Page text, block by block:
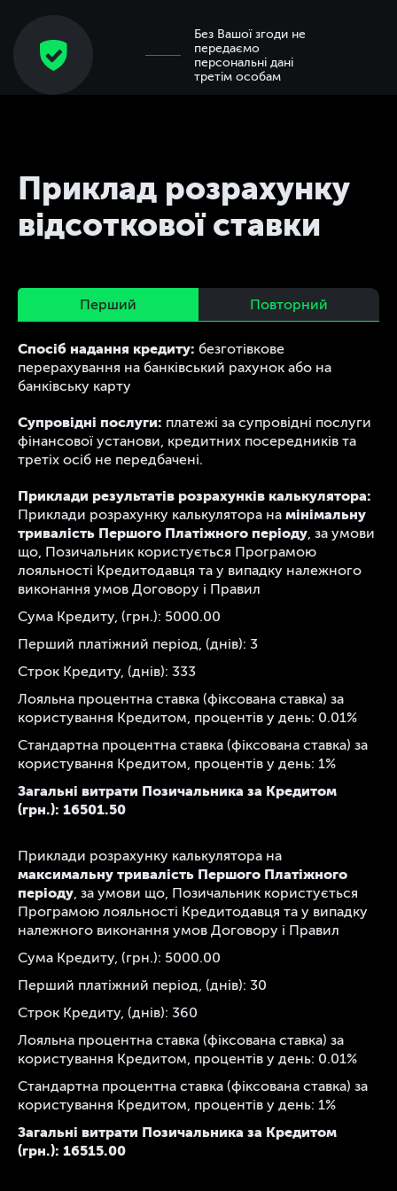
Без Вашої згоди не
передаємо
персональні дані
третім особам
Приклад розрахунку
відсоткової ставки
Перший Повторний
Спосіб надання кредиту: безготівкове
перерахування на банківський рахунок або на
банківську карту
Супровідні послуги: платежі за супровідні послуги
фінансової установи, кредитних посередників та
третіх осіб не передбачені.
Приклади результатів розрахунків калькулятора:
Приклади розрахунку калькулятора на мінімальну
тривалість Першого Платіжного періоду , за умови
що, Позичальник користується Програмою
лояльності Кредитодавця та у випадку належного
виконання умов Договору і Правил
Сума Кредиту, (грн.): 5000.00
Перший платіжний період, (днів): 3
Строк Кредиту, (днів): 333
Лояльна процентна ставка (фіксована ставка) за
користування Кредитом, процентів у день: 0.01%
Стандартна процентна ставка (фіксована ставка) за
користування Кредитом, процентів у день: 1%
Загальні витрати Позичальника за Кредитом
(грн.): 16501.50
Приклади розрахунку калькулятора на
максимальну тривалість Першого Платіжного
періоду , за умови що, Позичальник користується
Програмою лояльності Кредитодавця та у випадку
належного виконання умов Договору і Правил
Сума Кредиту, (грн.): 5000.00
Перший платіжний період, (днів): 30
Строк Кредиту, (днів): 360
Лояльна процентна ставка (фіксована ставка) за
користування Кредитом, процентів у день: 0.01%
Стандартна процентна ставка (фіксована ставка) за
користування Кредитом, процентів у день: 1%
Загальні витрати Позичальника за Кредитом
(грн.): 16515.00